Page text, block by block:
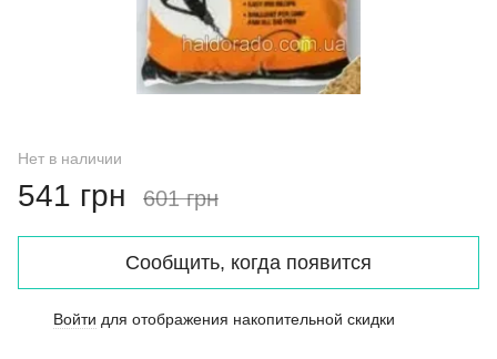
Нет в наличии
541 грн 601 грн
Сообщить, когда появится
Войти для отображения накопительной скидки